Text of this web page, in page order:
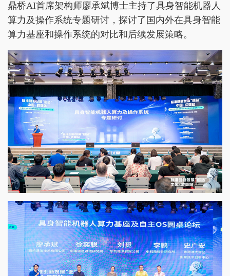
鼎桥AI首席架构师廖承斌博士主持了具身智能机器人
算力及操作系统专题研讨，探讨了国内外在具身智能
算力基座和操作系统的对比和后续发展策略。